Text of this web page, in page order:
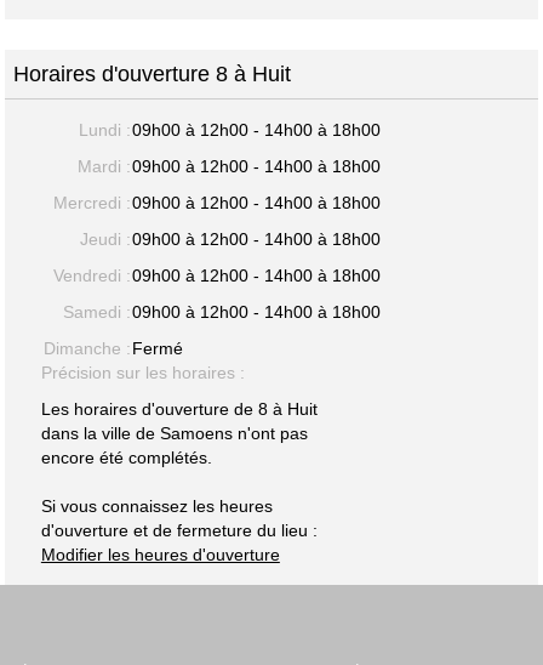
Horaires d'ouverture 8 à Huit
Lundi :09h00 à 12h00 - 14h00 à 18h00
Mardi :09h00 à 12h00 - 14h00 à 18h00
Mercredi :09h00 à 12h00 - 14h00 à 18h00
Jeudi :09h00 à 12h00 - 14h00 à 18h00
Vendredi :09h00 à 12h00 - 14h00 à 18h00
Samedi :09h00 à 12h00 - 14h00 à 18h00
Dimanche :Fermé
Précision sur les horaires :
Les horaires d'ouverture de 8 à Huit
dans la ville de Samoens n'ont pas
encore été complétés.
Si vous connaissez les heures
d'ouverture et de fermeture du lieu :
Modifier les heures d'ouverture